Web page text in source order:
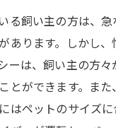
る飼い主の方は、
あります。しかし
ーは、飼い主の方
とができます。ま
はペットのサイズ